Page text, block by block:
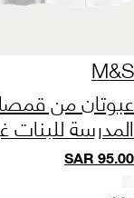
M&S
عبوتان من
المدرسة للبنات
سنة)
SAR95.00